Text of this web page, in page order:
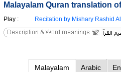
Malayalam Quran translation
Play : Recitation by Mishary Rashid
Malayalam Arabic